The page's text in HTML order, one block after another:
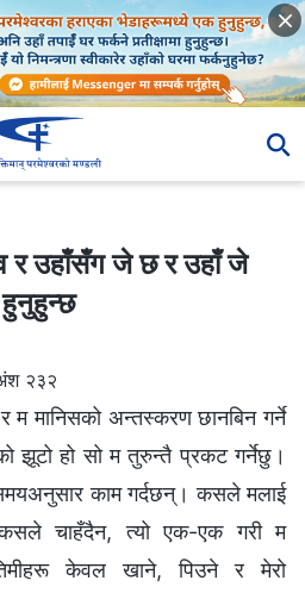
जे हुनुहुन्छ
र उहाँसँग जे छ र उहाँ जे
हुनुहुन्छ
२३२
म मानिसको अन्तस्करण छानबिन गर्ने
झूटो हो सो म तुरुन्तै प्रकट गर्नेछु।
काम गर्दछन्। कसले मलाई
कसले चाहँदैन, त्यो एक-एक गरी म
केवल खाने, पिउने र मेरो